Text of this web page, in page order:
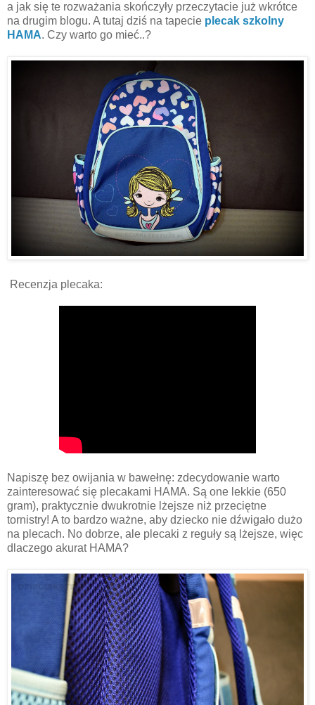
a jak się te rozważania skończyły przeczytacie już wkrótce
na drugim blogu. A tutaj dziś na tapecie plecak szkolny
HAMA. Czy warto go mieć..?
Recenzja plecaka:
Napiszę bez owijania w bawełnę: zdecydowanie warto
zainteresować się plecakami HAMA. Są one lekkie (650
gram), praktycznie dwukrotnie lżejsze niż przeciętne
tornistry! A to bardzo ważne, aby dziecko nie dźwigało dużo
na plecach. No dobrze, ale plecaki z reguły są lżejsze, więc
dlaczego akurat HAMA?